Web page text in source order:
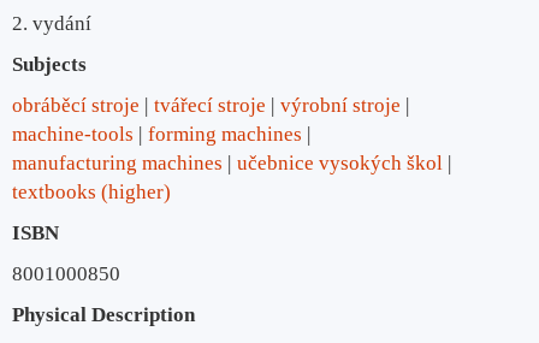
2. vydání
Subjects
obráběcí stroje
tvářecí stroje
výrobní stroje
machine-tools
forming machines
manufacturing machines
učebnice vysokých škol
textbooks (higher)
ISBN
8001000850
Physical Description